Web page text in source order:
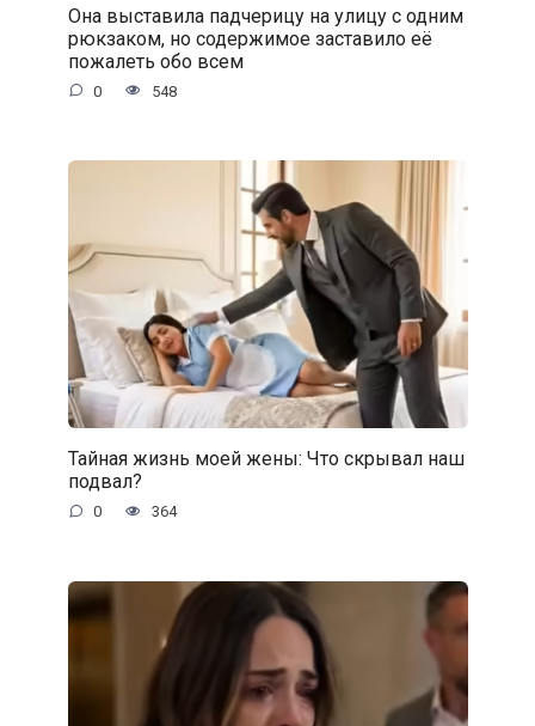
Она выставила падчерицу на улицу с одним
рюкзаком, но содержимое заставило её
пожалеть обо всем
0 548
Тайная жизнь моей жены: Что скрывал наш
подвал?
0 364